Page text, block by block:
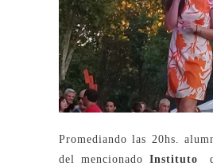
Promediando las 20hs.
del mencionado Instituto